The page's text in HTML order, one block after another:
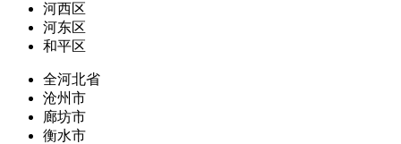
河西区
河东区
和平区
全河北省
沧州市
廊坊市
衡水市